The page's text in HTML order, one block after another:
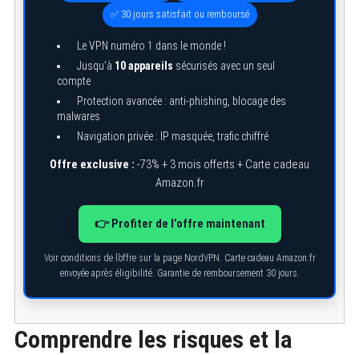
✅ 30 jours satisfait ou remboursé
Le VPN numéro 1 dans le monde !
Jusqu’à 10 appareils sécurisés avec un seul
compte
Protection avancée : anti-phishing, blocage des
malwares
Navigation privée : IP masquée, trafic chiffré
Offre exclusive : -73% + 3 mois offerts + Carte cadeau
Amazon.fr
👉 Profiter de l’offre maintenant
Voir conditions de l’offre sur la page NordVPN. Carte cadeau Amazon.fr
envoyée après éligibilité. Garantie de remboursement 30 jours.
Comprendre les risques et la